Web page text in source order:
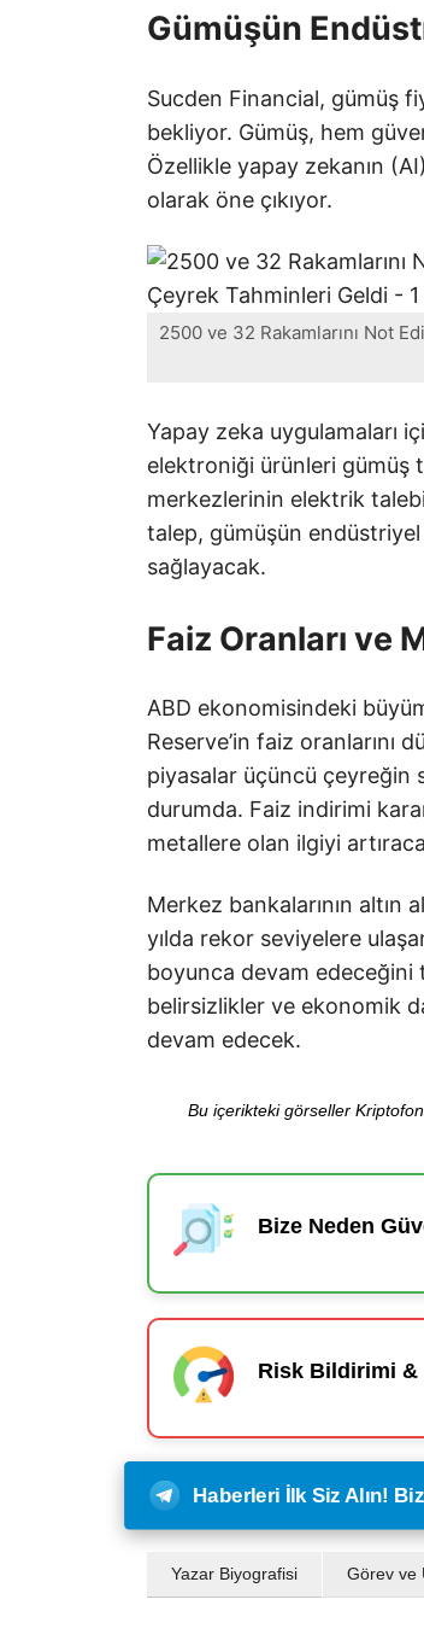
Gümüşün
Sucden Financial, gümüş
bekliyor. Gümüş, hem
Özellikle yapay zekanın
olarak öne çıkıyor.
2500 ve 32 Rakamlarını Not
Yapay zeka uygulamaları
elektroniği ürünleri gümüş
merkezlerinin elektrik
talep, gümüşün
sağlayacak.
Faiz Oranları ve
ABD ekonomisindeki
Reserve’in faiz oranlarını
piyasalar üçüncü çeyreğin
durumda. Faiz indirimi
metallere olan ilgiyi
Merkez bankalarının altın
yılda rekor seviyelere
boyunca devam edeceğini
belirsizlikler ve ekonomik
devam edecek.
Bu içerikteki görseller
Bize Neden
Risk Bildirimi &
Haberleri İlk Siz Alın!
Yazar Biyografisi Görev ve